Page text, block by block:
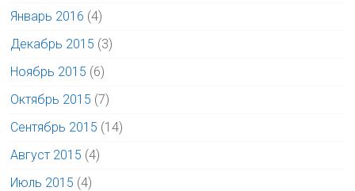
Январь 2016 (4)
Декабрь 2015 (3)
Ноябрь 2015 (6)
Октябрь 2015 (7)
Сентябрь 2015 (14)
Август 2015 (4)
Июль 2015 (4)